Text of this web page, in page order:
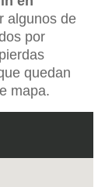
algunos de
por
quedan
mapa.